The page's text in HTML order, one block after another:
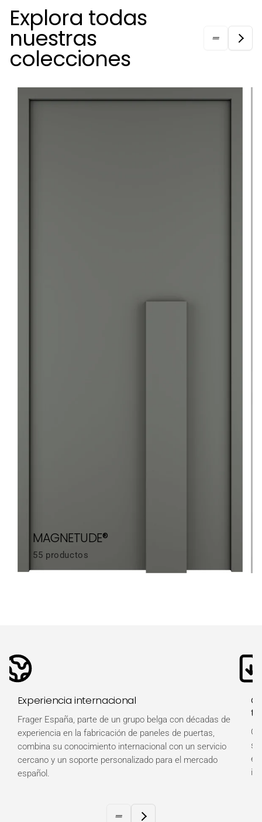
Explora todas
nuestras
colecciones
MAGNETUDE®
55 productos
Experiencia internacional
Frager España, parte de un grupo belga con décadas de
experiencia en la fabricación de paneles de puertas,
combina su conocimiento internacional con un servicio
cercano y un soporte personalizado para el mercado
español.